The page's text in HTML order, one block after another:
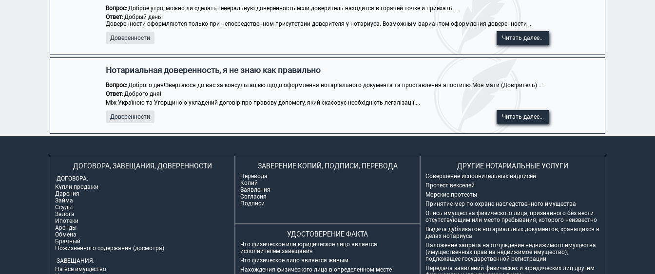
Вопрос:Доброе утро, можно ли сделать генеральную доверенность если доверитель находится в горячей точке и приехать ...
Ответ:Добрый день!
Доверенности оформляются только при непосредственном присутствии доверителя у нотариуса. Возможным вариантом оформления доверенности ...
Доверенности Читать далее...
Нотариальная доверенность, я не знаю как правильно
Вопрос:Доброго дня!Звертаюся до вас за консультацією щодо оформлення нотаріального документа та проставлення апостилю.Моя мати (Довіритель) ...
Ответ:Доброго дня!
Між Україною та Угорщиною укладений договір про правову допомогу, який скасовує необхідність легалізації ...
Доверенности Читать далее...
ДОГОВОРА, ЗАВЕЩАНИЯ, ДОВЕРЕННОСТИ
ДОГОВОРА:
Купли продажи
Дарения
Займа
Ссуды
Залога
Ипотеки
Аренды
Обмена
Брачный
Пожизненного содержания (досмотра)
ЗАВЕЩАНИЯ:
На все имущество
ЗАВЕРЕНИЕ КОПИЙ, ПОДПИСИ, ПЕРЕВОДА
Перевода
Копий
Заявления
Согласия
Подписи
УДОСТОВЕРЕНИЕ ФАКТА
Что физическое или юридическое лицо является
исполнителем завещания
Что физическое лицо является живым
Нахождения физического лица в определенном месте
ДРУГИЕ НОТАРИАЛЬНЫЕ УСЛУГИ
Совершение исполнительных надписей
Протест векселей
Морские протесты
Принятие мер по охране наследственного имущества
Опись имущества физического лица, признанного без вести
отсутствующим или место пребывания, которого неизвестно
Выдача дубликатов нотариальных документов, хранящихся в
делах нотариуса
Наложение запрета на отчуждение недвижимого имущества
(имущественных прав на недвижимое имущество),
подлежащее государственной регистрации
Передача заявлений физических и юридических лиц другим